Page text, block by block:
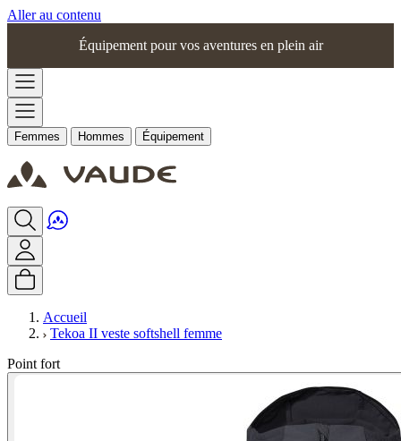
Aller au contenu
Équipement pour vos aventures en plein air
Femmes Hommes Équipement
Accueil
Tekoa II veste softshell femme
Point fort